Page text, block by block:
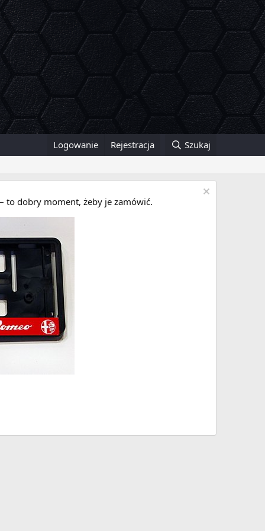
Logowanie Rejestracja Szukaj
to dobry moment, żeby je zamówić.